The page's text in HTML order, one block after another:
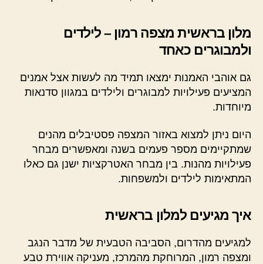
מלון בראשית מצפה רמון – לילדים
ולמבוגרים כאחד
גם אוהבי האמנות ימצאו תמיד מה לעשות אצל אמנים
המציעים פעילויות למבוגרים ולילדים במגוון סדנאות
מיוחדות.
היום ניתן למצוא באזור המצפה פסטיבלים מהנים
שמתקיימים מספר פעמים בשנה ומאפשרים מבחר
פעילויות מהנות. בין מבחר האטרקציות ישנן גם כאלו
המתאימות לילדים ולמשפחות.
איך מגיעים למלון בראשית
למגיעים מהדרום, הסביבה הטבעית של מדבר הנגב
ומצפה רמון, המרוחקת מהמרכז, מעניקה אווירת טבע